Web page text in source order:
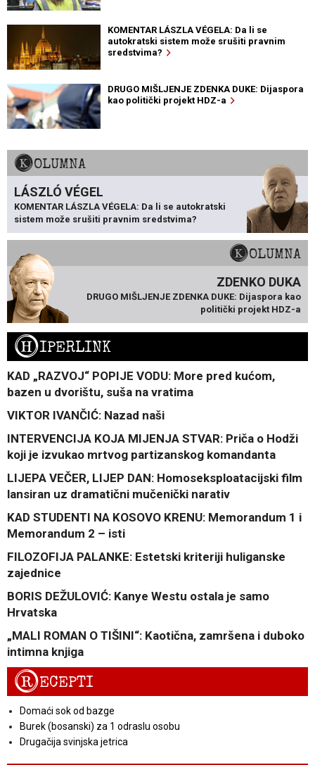
KOMENTAR LÁSZLA VÉGELA: Da li se
autokratski sistem može srušiti pravnim
sredstvima?
DRUGO MIŠLJENJE ZDENKA DUKE: Dijaspora
kao politički projekt HDZ-a
KOLUMNA
LÁSZLÓ VÉGEL
KOMENTAR LÁSZLA VÉGELA: Da li se autokratski
sistem može srušiti pravnim sredstvima?
KOLUMNA
ZDENKO DUKA
DRUGO MIŠLJENJE ZDENKA DUKE: Dijaspora kao
politički projekt HDZ-a
HIPERLINK
KAD „RAZVOJ“ POPIJE VODU: More pred kućom,
bazen u dvorištu, suša na vratima
VIKTOR IVANČIĆ: Nazad naši
INTERVENCIJA KOJA MIJENJA STVAR: Priča o Hodži
koji je izvukao mrtvog partizanskog komandanta
LIJEPA VEČER, LIJEP DAN: Homoseksploatacijski film
lansiran uz dramatični mučenički narativ
KAD STUDENTI NA KOSOVO KRENU: Memorandum 1 i
Memorandum 2 – isti
FILOZOFIJA PALANKE: Estetski kriteriji huliganske
zajednice
BORIS DEŽULOVIĆ: Kanye Westu ostala je samo
Hrvatska
„MALI ROMAN O TIŠINI“: Kaotična, zamršena i duboko
intimna knjiga
RECEPTI
Domaći sok od bazge
Burek (bosanski) za 1 odraslu osobu
Drugačija svinjska jetrica